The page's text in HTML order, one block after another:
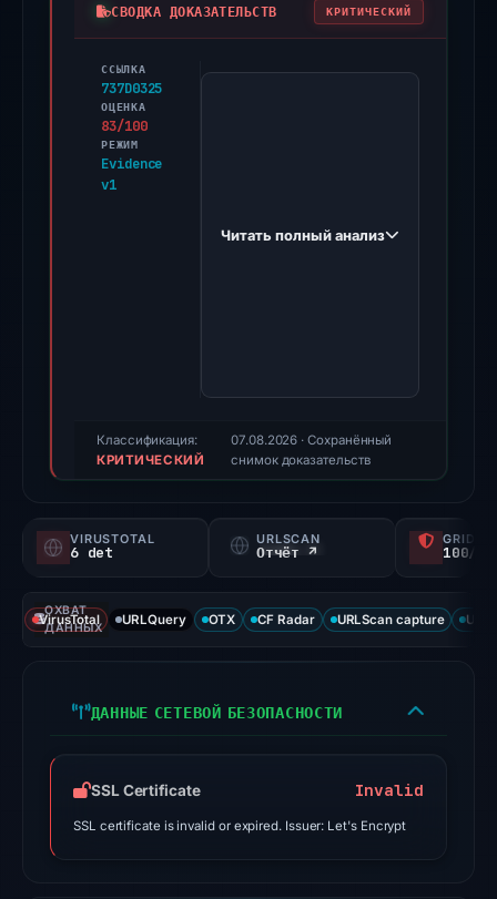
СВОДКА ДОКАЗАТЕЛЬСТВ КРИТИЧЕСКИЙ
ССЫЛКА
737D0325
ОЦЕНКА
83/100
РЕЖИМ
Evidence
v1
PhishDestroy
Apr
triage
score,
probability).
signals:
91
domain
Читать полный анализ
Классификация:
КРИТИЧЕСКИЙ
07.08.2026 · Сохранённый
снимок доказательств
VIRUSTOTAL
6 det
URLSCAN
Отчёт ↗ 100/
ОХВАТ
ДАННЫХ
VirusTotal URLQuery OTX CF Radar URLScan capture
ДАННЫЕ СЕТЕВОЙ БЕЗОПАСНОСТИ
SSL Certificate Invalid
SSL certificate is invalid or expired. Issuer: Let's Encrypt